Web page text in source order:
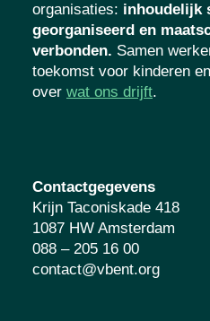
organisaties: inhoudelijk
georganiseerd en
verbonden. Samen
toekomst voor kinderen
over wat ons drijft.
Contactgegevens
Krijn Taconiskade 418
1087 HW Amsterdam
088 – 205 16 00
contact@vbent.org